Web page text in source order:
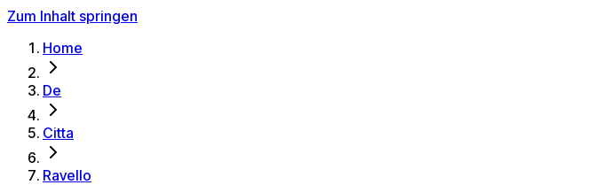
Zum Inhalt springen
Home
De
Citta
Ravello